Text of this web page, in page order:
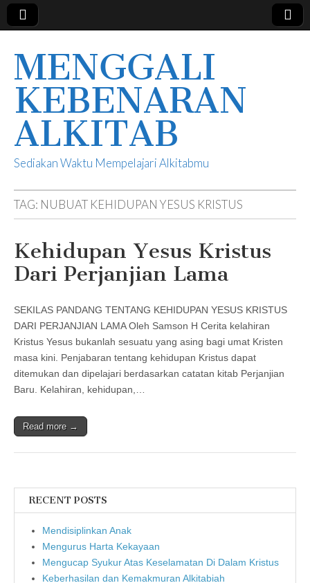
MENGGALI
KEBENARAN
ALKITAB
Sediakan Waktu Mempelajari Alkitabmu
TAG: NUBUAT KEHIDUPAN YESUS KRISTUS
Kehidupan Yesus Kristus
Dari Perjanjian Lama
SEKILAS PANDANG TENTANG KEHIDUPAN YESUS KRISTUS
DARI PERJANJIAN LAMA Oleh Samson H Cerita kelahiran
Kristus Yesus bukanlah sesuatu yang asing bagi umat Kristen
masa kini. Penjabaran tentang kehidupan Kristus dapat
ditemukan dan dipelajari berdasarkan catatan kitab Perjanjian
Baru. Kelahiran, kehidupan,…
Read more →
RECENT POSTS
Mendisiplinkan Anak
Mengurus Harta Kekayaan
Mengucap Syukur Atas Keselamatan Di Dalam Kristus
Keberhasilan dan Kemakmuran Alkitabiah